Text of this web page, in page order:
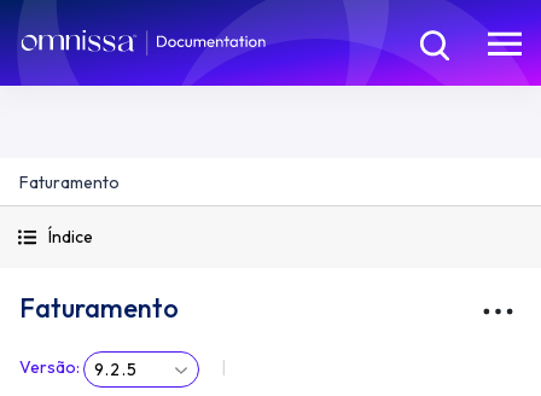
Faturamento
Índice
Faturamento
Versão: 9.2.5